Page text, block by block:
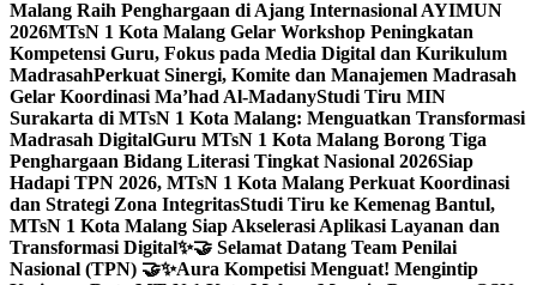
Malang Raih Penghargaan di Ajang Internasional AYIMUN
2026MTsN 1 Kota Malang Gelar Workshop Peningkatan
Kompetensi Guru, Fokus pada Media Digital dan Kurikulum
MadrasahPerkuat Sinergi, Komite dan Manajemen Madrasah
Gelar Koordinasi Ma’had Al-MadanyStudi Tiru MIN
Surakarta di MTsN 1 Kota Malang: Menguatkan Transformasi
Madrasah DigitalGuru MTsN 1 Kota Malang Borong Tiga
Penghargaan Bidang Literasi Tingkat Nasional 2026Siap
Hadapi TPN 2026, MTsN 1 Kota Malang Perkuat Koordinasi
dan Strategi Zona IntegritasStudi Tiru ke Kemenag Bantul,
MTsN 1 Kota Malang Siap Akselerasi Aplikasi Layanan dan
Transformasi Digital✨🤝 Selamat Datang Team Penilai
Nasional (TPN) 🤝✨Aura Kompetisi Menguat! Mengintip